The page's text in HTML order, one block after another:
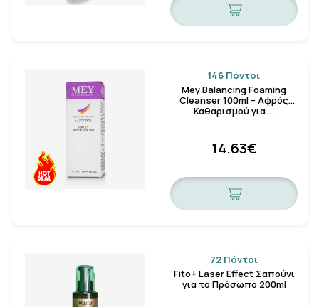
146 Πόντοι
Mey Balancing Foaming
Cleanser 100ml – Αφρός
Καθαρισμού για …
14.63€
72 Πόντοι
Fito+ Laser Effect Σαπούνι
για το Πρόσωπο 200ml